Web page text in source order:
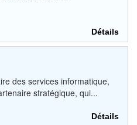
Détails
des services informatique,
stratégique, qui...
Détails